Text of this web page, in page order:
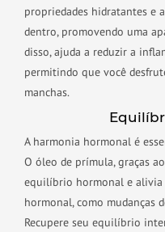
propriedades hidratantes e
dentro, promovendo uma
disso, ajuda a reduzir a
permitindo que você
manchas.
A harmonia hormonal é
O óleo de prímula, graças
equilíbrio hormonal e alivia
hormonal, como mudanças
Recupere seu equilíbrio